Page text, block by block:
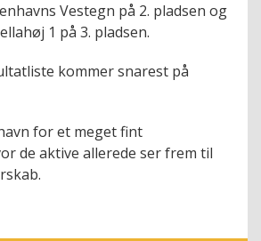
Vestegn på 2. pladsen og
1 på 3. pladsen.
kommer snarest på
for et meget fint
de aktive allerede ser frem til